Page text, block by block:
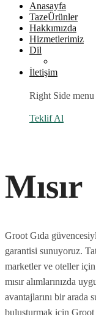
Anasayfa
TazeÜrünler
Hakkımızda
Hizmetlerimiz
Dil
İletişim
Right Side
Teklif Al
Mısır
Groot Gıda
garantisi sunuyoruz.
marketler ve oteller
mısır alımlarınızda
avantajlarını bir arada
buluşturmak için Groot